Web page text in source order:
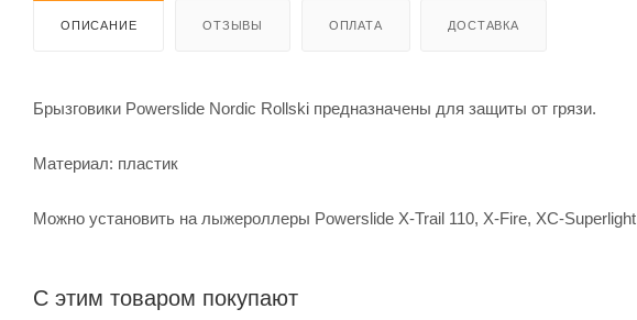
ОПИСАНИЕ ОТЗЫВЫ ОПЛАТА ДОСТАВКА
Брызговики Powerslide Nordic Rollski предназначены для защиты от грязи.
Материал: пластик
Можно установить на лыжероллеры Powerslide X-Trail 110, X-Fire, XC-Superlight
С этим товаром покупают